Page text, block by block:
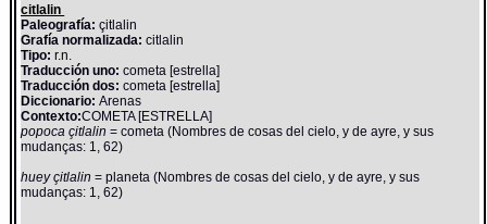
citlalin
Paleografía: çitlalin
Grafía normalizada: citlalin
Tipo: r.n.
Traducción uno: cometa [estrella]
Traducción dos: cometa [estrella]
Diccionario:Arenas
Contexto:COMETA [ESTRELLA]
popoca çitlalin= cometa (Nombres de cosas del cielo, y de ayre, y sus
mudanças: 1, 62)
huey çitlalin= planeta (Nombres de cosas del cielo, y de ayre, y sus
mudanças: 1, 62)